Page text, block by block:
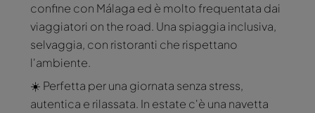
confine con Málaga ed è molto frequentata dai
viaggiatori on the road. Una spiaggia inclusiva,
selvaggia, con ristoranti che rispettano
l'ambiente.
☀️ Perfetta per una giornata senza stress,
autentica e rilassata. In estate c'è una navetta